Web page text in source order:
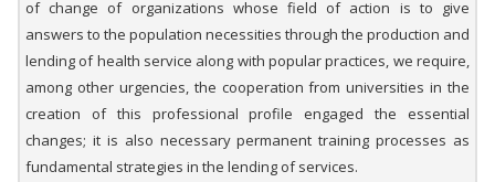
of change of organizations whose field of action is to give
answers to the population necessities through the production and
lending of health service along with popular practices, we require,
among other urgencies, the cooperation from universities in the
creation of this professional profile engaged the essential
changes; it is also necessary permanent training processes as
fundamental strategies in the lending of services.